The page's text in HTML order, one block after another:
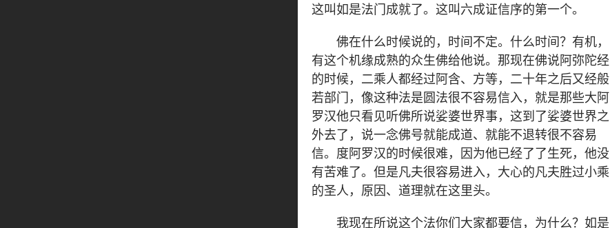
这叫如是法门成就了。这叫六成证信序的第一个。
佛在什么时候说的，时间不定。什么时间？有机，
有这个机缘成熟的众生佛给他说。那现在佛说阿弥陀经
的时候，二乘人都经过阿含、方等，二十年之后又经般
若部门，像这种法是圆法很不容易信入，就是那些大阿
罗汉他只看见听佛所说娑婆世界事，这到了娑婆世界之
外去了，说一念佛号就能成道、就能不退转很不容易
信。度阿罗汉的时候很难，因为他已经了了生死，他没
有苦难了。但是凡夫很容易进入，大心的凡夫胜过小乘
的圣人，原因、道理就在这里头。
我现在所说这个法你们大家都要信，为什么？如是